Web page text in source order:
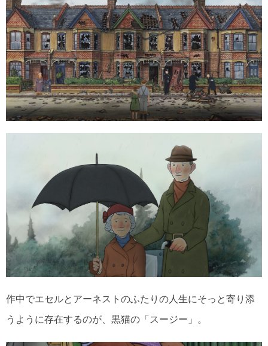
作中でエセルとアーネストのふたりの人生にそっと寄り添
うように存在するのが、黒猫の「スージー」。